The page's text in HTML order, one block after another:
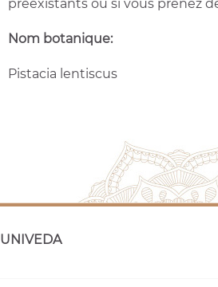
préexistants ou si vous prenez
Nom botanique:
Pistacia lentiscus
UNIVEDA